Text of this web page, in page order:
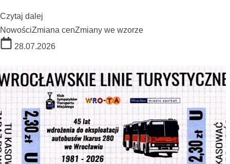
Czytaj dalej
NowościZmiana cenZmiany we wzorze
28.07.2026